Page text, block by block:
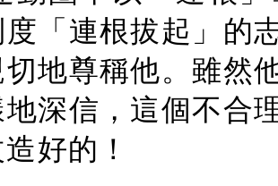
「連根拔起」的
地尊稱他。雖然
地深信，這個不合
好的！